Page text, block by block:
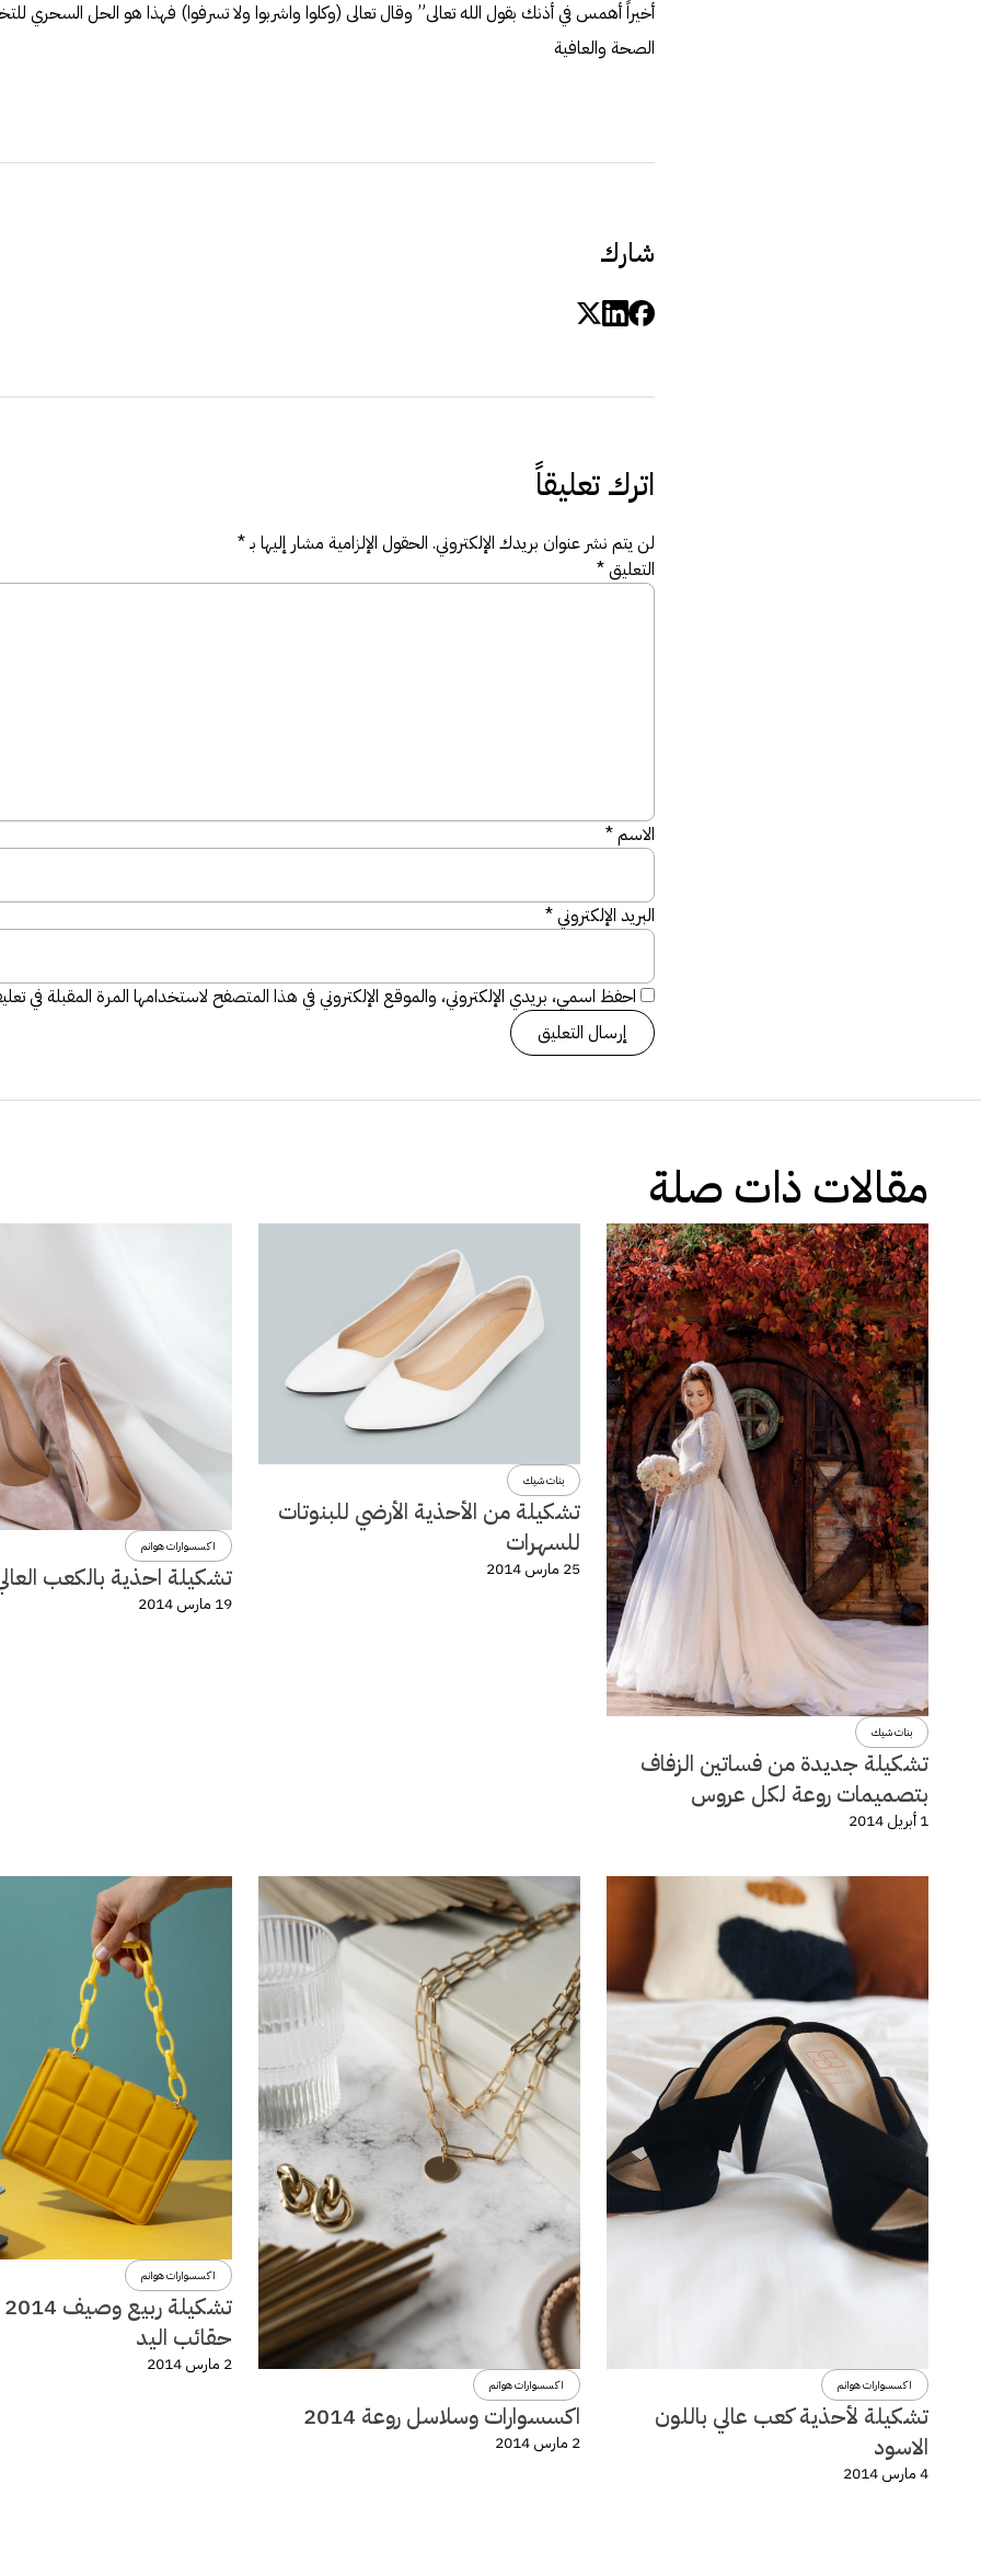
أخيراً أهمس في أذنك بقول الله تعالى” وقال تعالى (وكلوا واشربوا ولا تسرفوا) فهذا هو الحل السحري
الصحة والعافية
شارك
اترك تعليقاً
لن يتم نشر عنوان بريدك الإلكتروني. الحقول الإلزامية مشار إليها بـ*
التعليق*
الاسم*
البريد الإلكتروني*
احفظ اسمي، بريدي الإلكتروني، والموقع الإلكتروني في هذا المتصفح لاستخدامها المرة المقبلة في
مقالات ذات صلة
بنات شيك
تشكيلة جديدة من فساتين الزفاف
بتصميمات روعة لكل عروس
1 أبريل 2014
بنات شيك
تشكيلة من الأحذية الأرضي للبنوتات
للسهرات
25 مارس 2014
اكسسوارات هوانم
تشكيلة احذية بالكعب
19 مارس 2014
اكسسوارات هوانم
تشكيلة لأحذية كعب عالي باللون
الاسود
4 مارس 2014
اكسسوارات هوانم
اكسسوارات وسلاسل روعة 2014
2 مارس 2014
اكسسوارات هوانم
حقائب اليد
2 مارس 2014